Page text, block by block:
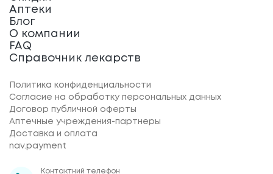
Аптеки
Блог
О компании
FAQ
Справочник лекарств
Политика конфиденциальности
Согласие на обработку персональных данных
Договор публичной оферты
Аптечные учреждения-партнеры
Доставка и оплата
nav.payment
Контактний телефон